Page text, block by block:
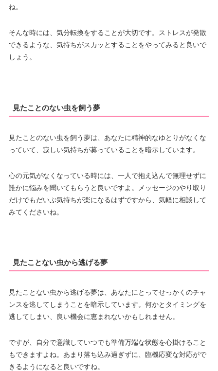
ね。
そんな時には、気分転換をすることが大切です。ストレスが発散
できるような、気持ちがスカッとすることをやってみると良いで
しょう。
見たことのない虫を飼う夢
見たことのない虫を飼う夢は、あなたに精神的なゆとりがなくな
っていて、寂しい気持ちが募っていることを暗示しています。
心の元気がなくなっている時には、一人で抱え込んで無理せずに
誰かに悩みを聞いてもらうと良いですよ。メッセージのやり取り
だけでもだいぶ気持ちが楽になるはずですから、気軽に相談して
みてくださいね。
見たことない虫から逃げる夢
見たことない虫から逃げる夢は、あなたにとってせっかくのチャ
ンスを逃してしまうことを暗示しています。何かとタイミングを
逃してしまい、良い機会に恵まれないかもしれません。
ですが、自分で意識していつでも準備万端な状態を心掛けること
もできますよね。あまり落ち込み過ぎずに、臨機応変な対応がで
きるようになると良いですね。